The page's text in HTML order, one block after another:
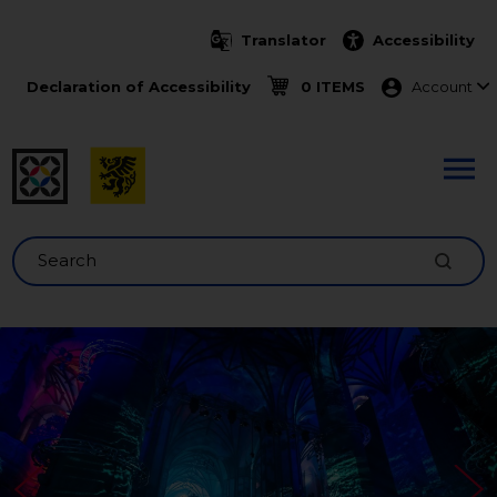
Translator Accessibility
Declaration of Accessibility 0 ITEMS Menu
Account
Search